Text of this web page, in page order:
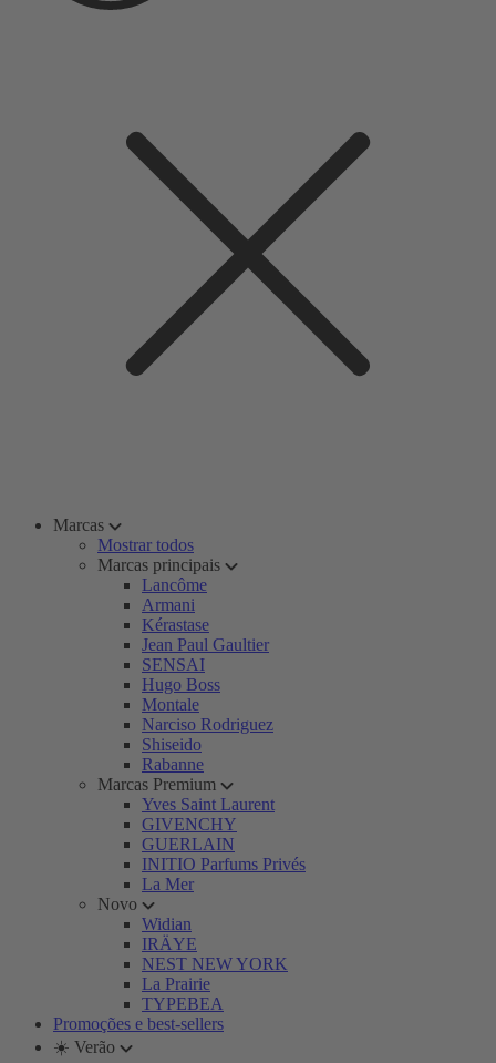
Marcas
Mostrar todos
Marcas principais
Lancôme
Armani
Kérastase
Jean Paul Gaultier
SENSAI
Hugo Boss
Montale
Narciso Rodriguez
Shiseido
Rabanne
Marcas Premium
Yves Saint Laurent
GIVENCHY
GUERLAIN
INITIO Parfums Privés
La Mer
Novo
Widian
IRÄYE
NEST NEW YORK
La Prairie
TYPEBEA
Promoções e best-sellers
☀️ Verão